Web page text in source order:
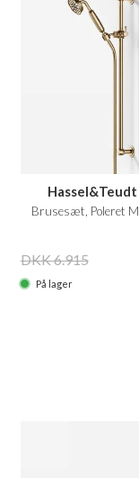
Hassel&Teudt
Brusesæt, Poleret
DKK 6.915
På lager